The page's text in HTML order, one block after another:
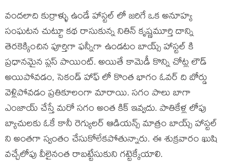
వందలాది కుర్రాళ్ళు ఉండే హాస్టల్ లో జరిగే ఒక అనూహ్య
సంఘటన చుట్టూ కథ రాసుకున్న నితిన్ కృష్ణమూర్తి దాన్ని
తెరకెక్కించిన పూర్తిగా ఫన్నీగా ఉండటం బాయ్స్ హాస్టల్ కి
ప్రధానమైన ప్లస్ పాయింట్. అయితే కామెడీ కొన్ని చోట్ల లౌడ్
అయిపోవడం, సెకండ్ హాఫ్ లో కొంత భాగం ఓవర్ ది బోర్డు
వెళ్లిపోవడం ప్రతికూలంగా మారాయి. సగం పాలు బాగా
ఎంజాయ్ చేస్తే మరో సగం అంత కిక్ ఇవ్వదు. పాతికేళ్ల లోపు
బ్యాచులకు ఓకే కానీ రెగ్యులర్ ఆడియన్స్ మాత్రం బాయ్స్ హాస్టల్
ని అంతగా స్వంతం చేసుకోలేకపోతున్నారు. ఈ శుక్రవారం ఖుషి
వచ్చేలోపు వీలైనంత రాబట్టేసుకుని గట్టెక్కేయాలి.